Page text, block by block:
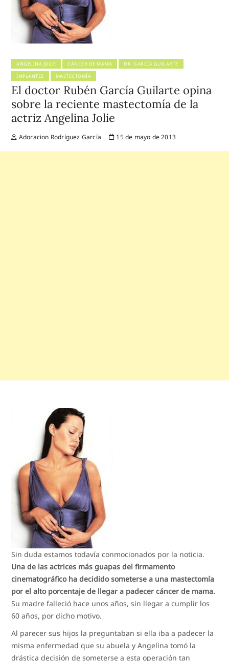
ANGELINA JOLIE CÁNCER DE MAMA
DR. GARCÍA GUILARTE
IMPLANTES
MASTECTOMÍA
El doctor Rubén García Guilarte opina
sobre la reciente mastectomía de la
actriz Angelina Jolie
Adoracion Rodríguez García 15 de mayo de 2013
Sin duda estamos todavía conmocionados por la noticia.
Una de las actrices más guapas del firmamento
cinematográfico ha decidido someterse a una mastectomía
por el alto porcentaje de llegar a padecer cáncer de mama.
Su madre falleció hace unos años, sin llegar a cumplir los
60 años, por dicho motivo.
Al parecer sus hijos la preguntaban si ella iba a padecer la
misma enfermedad que su abuela y Angelina tomó la
drástica decisión de someterse a esta operación tan